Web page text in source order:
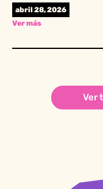
abril 28, 2026
Ver más
Ver